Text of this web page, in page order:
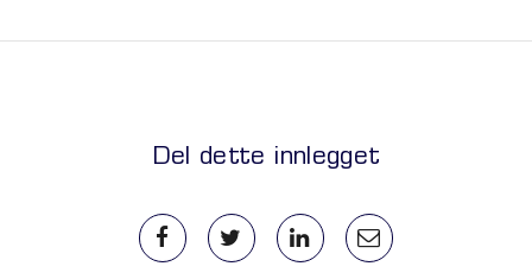
Del dette innlegget